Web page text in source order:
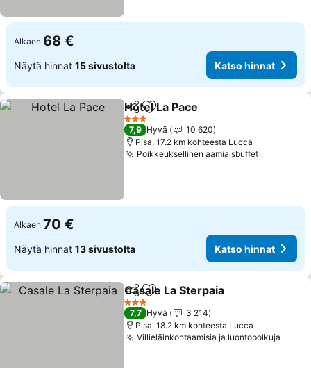
Alkaen 68 €
Näytä hinnat 15 sivustolta Katso hinnat
Jaa Lisää suosikkeihin
Hotel La Pace
3 Tähtiluokitus
7,9 Hyvä
10 620
Pisa, 17.2 km kohteesta Lucca
Poikkeuksellinen aamiaisbuffetKatso
Alkaen 70 €
Näytä hinnat 13 sivustolta Katso hinnat
Jaa Lisää suosikkeihin
Casale La Sterpaia
3 Tähtiluokitus
7,7 Hyvä
3 214
Pisa, 18.2 km kohteesta Lucca
Villieläinkohtaamisia ja luontopolkuja